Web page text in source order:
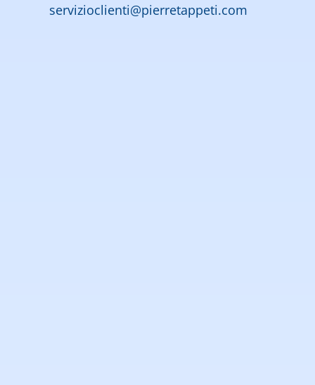
servizioclienti@pierretappeti.com